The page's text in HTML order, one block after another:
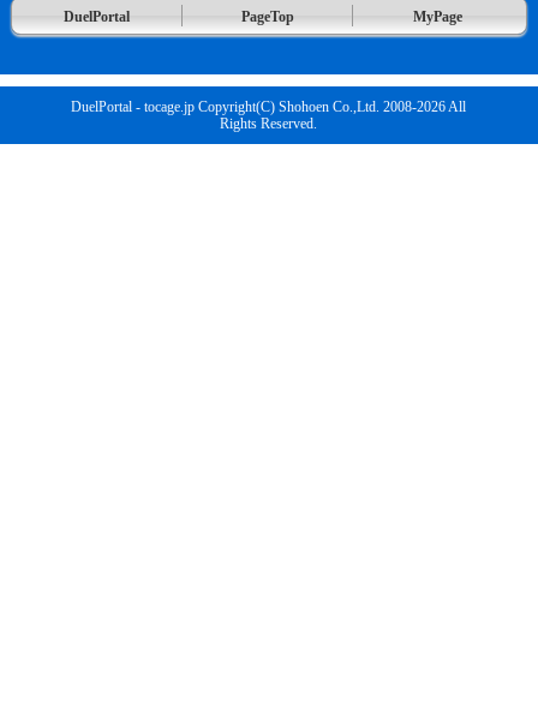
DuelPortal PageTop MyPage
DuelPortal - tocage.jp Copyright(C) Shohoen Co.,Ltd. 2008-2026 All
Rights Reserved.